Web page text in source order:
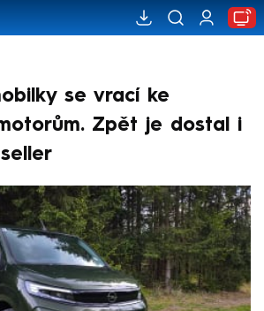
se vrací ke
Zpět je dostal i